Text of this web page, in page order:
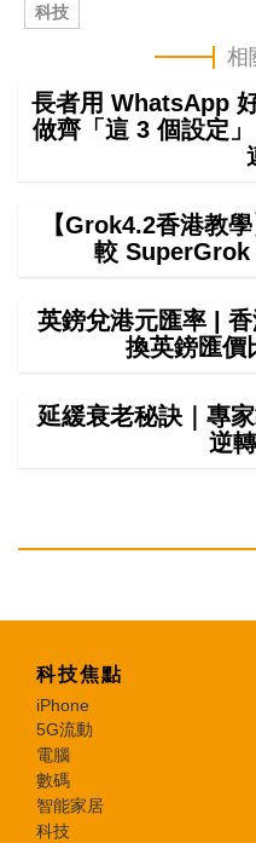
科技
相
長者用 WhatsApp
做齊「這 3 個設定
【Grok4.2香港教
較 SuperGrok
英鎊兌港元匯率 |
換英鎊匯價
延緩衰老秘訣｜專
逆
科技焦點
iPhone
5G流動
電腦
數碼
智能家居
科技